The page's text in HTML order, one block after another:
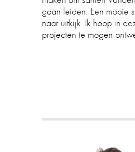
gaan leiden. Een mooie
naar uitkijk. Ik hoop in
projecten te mogen